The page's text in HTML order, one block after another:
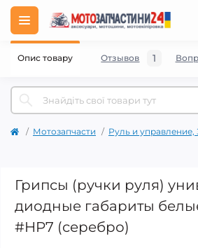
Мотозапчасти Руль и управление,
Грипсы (ручки руля)
диодные габариты
#HP7 (серебро)
Опис товару Отзывов 1